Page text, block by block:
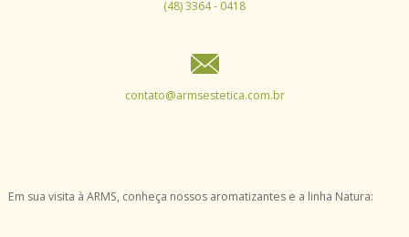
(48) 3364 - 0418
contato@armsestetica.com.br
Em sua visita à ARMS, conheça nossos aromatizantes e a linha Natura: